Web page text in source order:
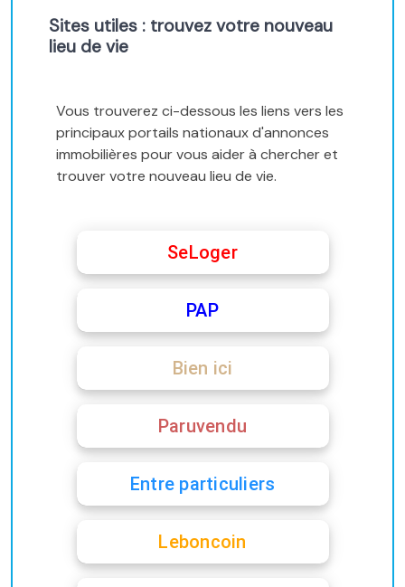
Sites utiles : trouvez votre nouveau
lieu de vie
Vous trouverez ci-dessous les liens vers les
principaux portails nationaux d'annonces
immobilières pour vous aider à chercher et
trouver votre nouveau lieu de vie.
SeLoger
PAP
Bien ici
Paruvendu
Entre particuliers
Leboncoin